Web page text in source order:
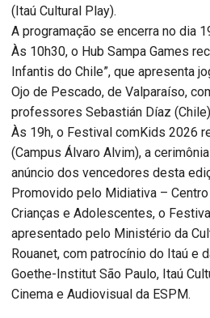
(Itaú Cultural Play).
A programação se encerra no dia
Às 10h30, o Hub Sampa Games
Infantis do Chile”, que apresenta
Ojo de Pescado, de Valparaíso,
professores Sebastián Díaz
Às 19h, o Festival comKids 2026
(Campus Álvaro Alvim), a
anúncio dos vencedores desta
Promovido pelo Midiativa –
Crianças e Adolescentes, o
apresentado pelo Ministério da
Rouanet, com patrocínio do Itaú e
Goethe-Institut São Paulo, Itaú
Cinema e Audiovisual da ESPM.